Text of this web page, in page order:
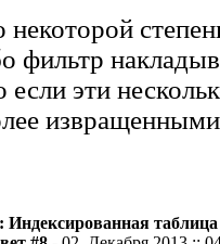
некоторой
фильтр
если эти
Индексированная таблица